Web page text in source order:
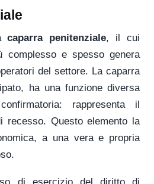
caparra penitenziale, il cui
complesso e spesso genera
del settore. La caparra
ha una funzione diversa
rappresenta il
recesso. Questo elemento la
a una vera e propria
di esercizio del diritto di